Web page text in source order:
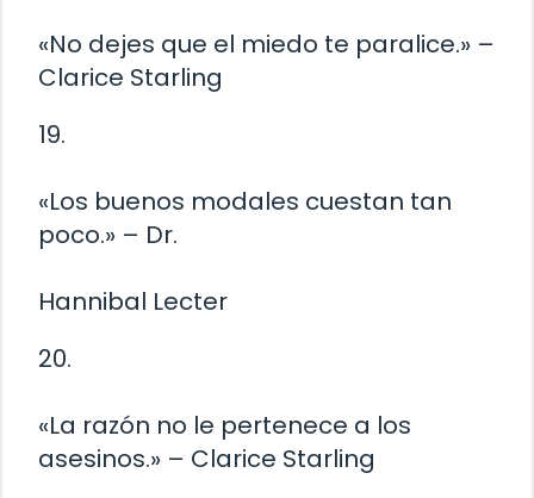
«No dejes que el miedo te paralice.» –
Clarice Starling
19.
«Los buenos modales cuestan tan
poco.» – Dr.
Hannibal Lecter
20.
«La razón no le pertenece a los
asesinos.» – Clarice Starling